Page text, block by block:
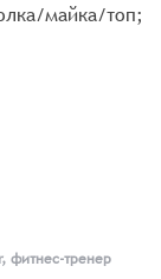
майка/топ;
фитнес-тренер